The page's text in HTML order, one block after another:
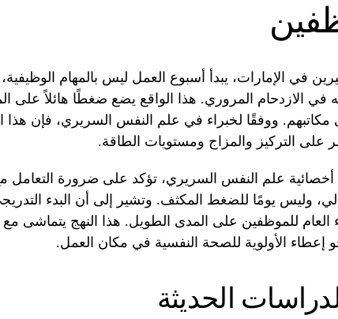
في الإمارات، يبدأ أسبوع العمل ليس بالمهام
في الازدحام المروري. هذا الواقع يضع ضغطًا هائلاً على
ووفقًا لخبراء في علم النفس السريري، فإن هذا
على التركيز والمزاج ومستويات الطاقة.
علم النفس السريري، تؤكد على ضرورة التعامل
وليس يومًا للضغط المكثف. وتشير إلى أن البدء
العام للموظفين على المدى الطويل. هذا النهج يتماشى مع
إعطاء الأولوية للصحة النفسية في مكان العمل.
الحديثة